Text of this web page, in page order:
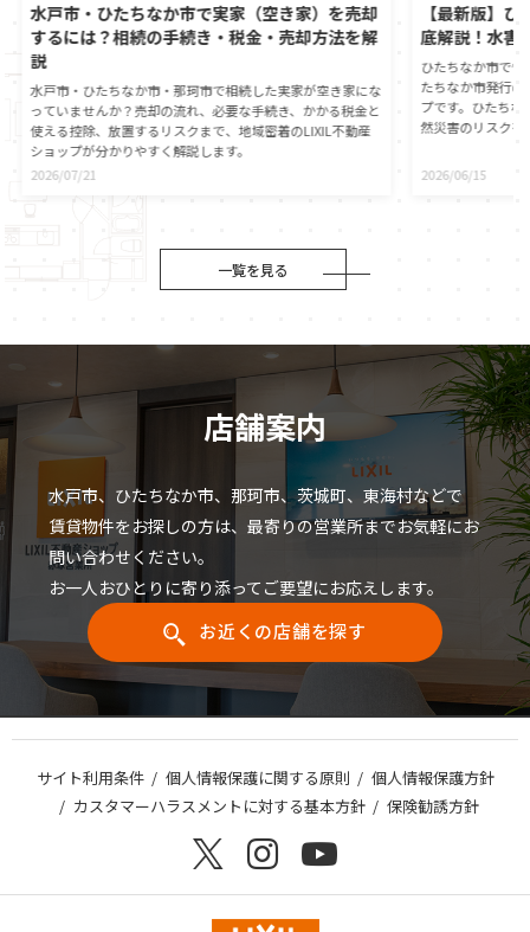
水戸市・ひたちなか市で実家（空き家）を売却
するには？相続の手続き・税金・売却方法を解
説
水戸市・ひたちなか市・那珂市で相続した実家が空き家にな
っていませんか？売却の流れ、必要な手続き、かかる税金と
使える控除、放置するリスクまで、地域密着のLIXIL不動産
ショップが分かりやすく解説します。
2026/07/21
【最新版】
底解説！水害
ひたちなか市で
たちなか市発行
プです。ひたち
然災害のリスク
動産の契約時に
2026/06/15
一覧を見る
店舗案内
水戸市、ひたちなか市、那珂市、茨城町、東海村などで
賃貸物件をお探しの方は、最寄りの営業所までお気軽にお
問い合わせください。
お一人おひとりに寄り添ってご要望にお応えします。
お近くの店舗を探す
サイト利用条件 個人情報保護に関する原則
個人情報保護方針
カスタマーハラスメントに対する基本方針
保険勧誘方針